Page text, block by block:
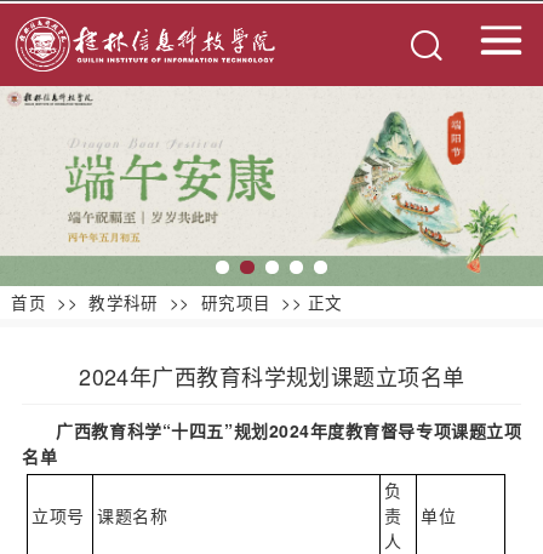
首页 >> 教学科研 >> 研究项目 >> 正文
2024年广西教育科学规划课题立项名单
广西教育科学“十四五”规划2024年度教育督导专项课题立项
名单
立项号 课题名称
负
责
人
单位